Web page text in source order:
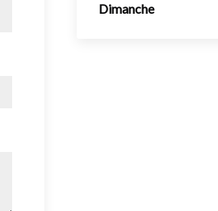
Dimanche